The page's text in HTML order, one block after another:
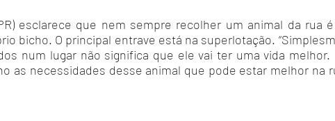
esclarece que nem sempre recolher um animal da rua
bicho. O principal entrave está na superlotação.
num lugar não significa que ele vai ter uma vida melhor.
as necessidades desse animal que pode estar melhor na